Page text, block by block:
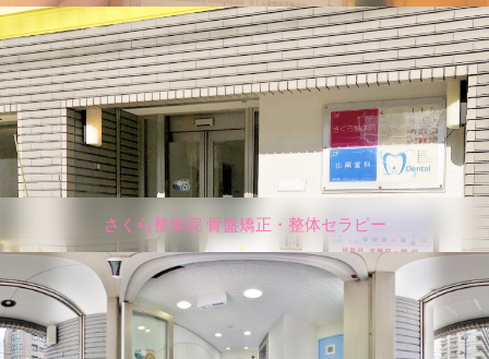
さくら整体院 骨盤矯正・整体セラピー